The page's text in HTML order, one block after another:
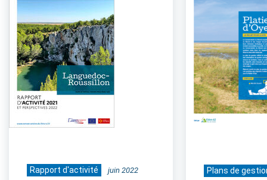
Rapport d'activité juin 2022 Plans de